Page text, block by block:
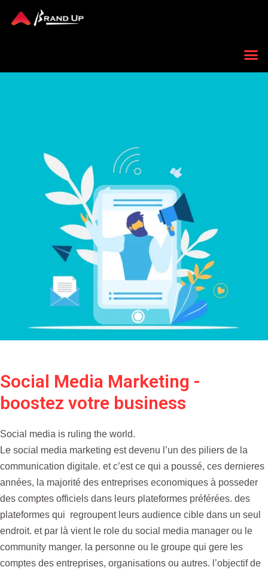
Social Media Marketing -
boostez votre business
Social media is ruling the world.
Le social media marketing est devenu l’un des piliers de la
communication digitale. et c’est ce qui a poussé, ces dernieres
années, la majorité des entreprises economiques à posseder
des comptes officiels dans leurs plateformes préférées. des
plateformes qui regroupent leurs audience cible dans un seul
endroit. et par là vient le role du social media manager ou le
community manger. la personne ou le groupe qui gere les
comptes des entreprises, organisations ou autres. l’objectif de